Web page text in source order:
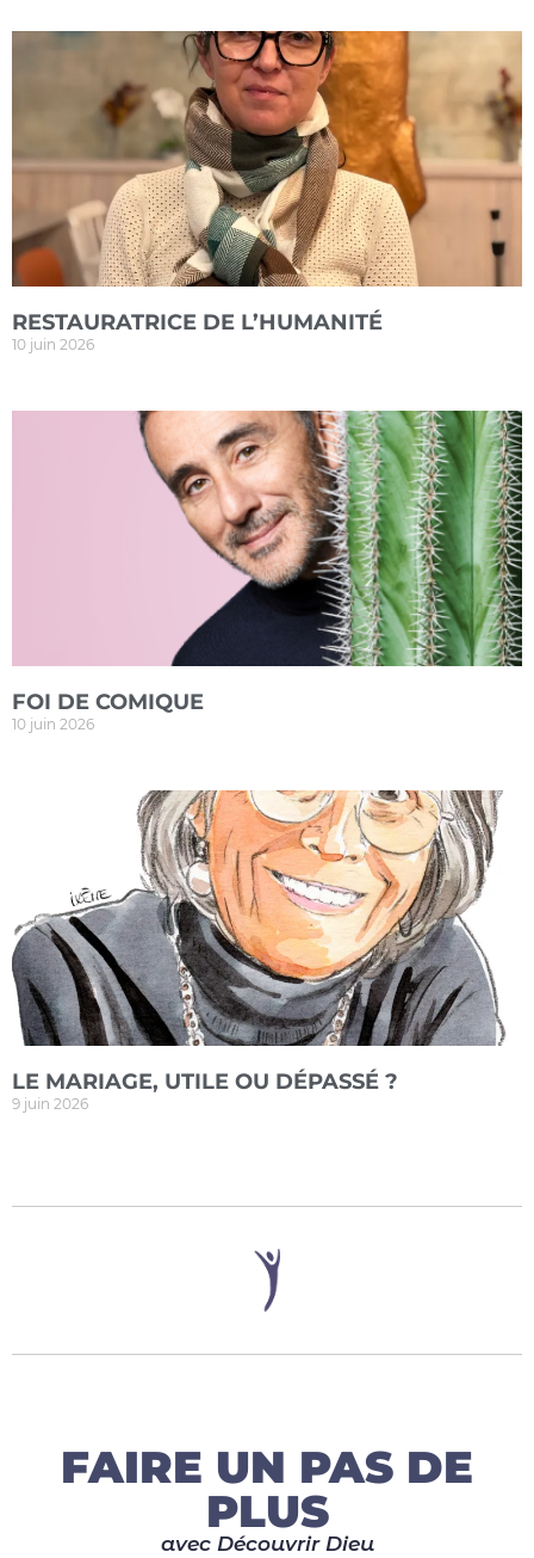
RESTAURATRICE DE L’HUMANITÉ
10 juin 2026
FOI DE COMIQUE
10 juin 2026
LE MARIAGE, UTILE OU DÉPASSÉ ?
9 juin 2026
FAIRE UN PAS DE
PLUS
avec Découvrir Dieu